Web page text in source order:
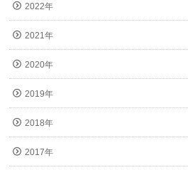
2022年
2021年
2020年
2019年
2018年
2017年